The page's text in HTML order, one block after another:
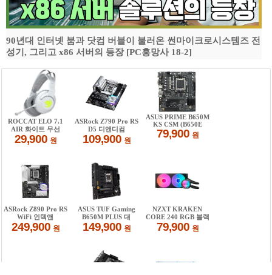
90년대 인터넷 붐과 닷컴 버블이 불러온 썬마이크로시스템즈 전
성기, 그리고 x86 서버의 등장 [PC흥망사 18-2]